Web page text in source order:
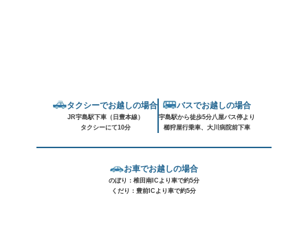
タクシーでお越しの場合
JR宇島駅下車（日豊本線）
タクシーにて10分
バスでお越しの場合
宇島駅から徒歩5分八屋バス停より
櫛狩屋行乗車、大川病院前下車
お車でお越しの場合
のぼり：椎田南ICより車で約5分
くだり：豊前ICより車で約5分